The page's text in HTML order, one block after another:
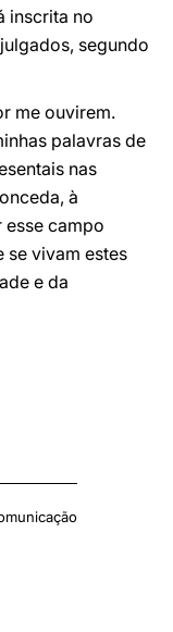
inscrita no
segundo
me ouvirem.
palavras de
nas
à
esse campo
se vivam estes
e da